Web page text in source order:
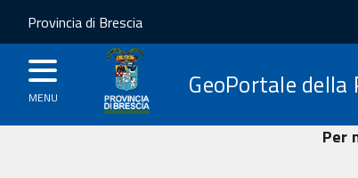
Provincia di Brescia
MENU GeoPortale della
Per